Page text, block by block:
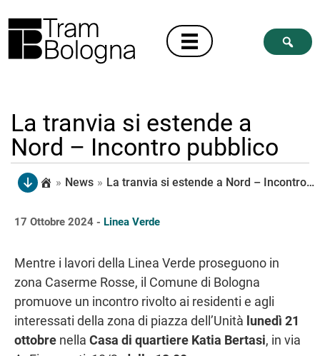
La tranvia si estende a
Nord – Incontro pubblico
» News » La tranvia si estende a Nord – Incontro pubblico
17 Ottobre 2024 - Linea Verde
Mentre i lavori della Linea Verde proseguono in
zona Caserme Rosse, il Comune di Bologna
promuove un incontro rivolto ai residenti e agli
interessati della zona di piazza dell’Unità lunedì 21
ottobre nella Casa di quartiere Katia Bertasi, in via